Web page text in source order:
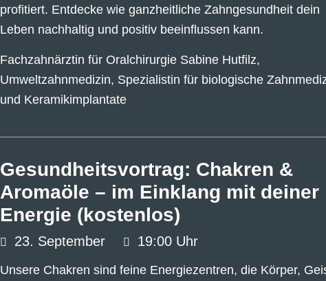
profitiert. Entdecke wie ganzheitliche Zahngesundheit dein
Leben nachhaltig und positiv beeinflussen kann.
Fachzahnärztin für Oralchirurgie Sabine Hutfilz,
Umweltzahnmedizin, Spezialistin für biologische
und Keramikimplantate
Gesundheitsvortrag: Chakren &
Aromaöle – im Einklang mit deiner
Energie (kostenlos)
23. September 19:00 Uhr
Unsere Chakren sind feine Energiezentren, die Körper,